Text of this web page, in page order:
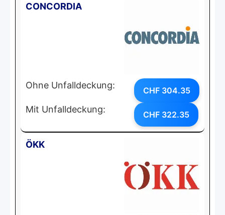
CONCORDIA
Ohne Unfalldeckung: CHF 304.35
Mit Unfalldeckung: CHF 322.35
ÖKK